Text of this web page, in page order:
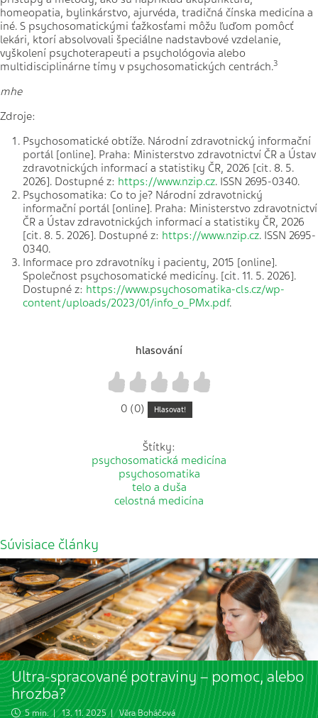
homeopatia, bylinkárstvo, ajurvéda, tradičná čínska medicína a
iné. S psychosomatickými ťažkosťami môžu ľuďom pomôcť
lekári, ktorí absolvovali špeciálne nadstavbové vzdelanie,
vyškolení psychoterapeuti a psychológovia alebo
multidisciplinárne tímy v psychosomatických centrách.3
mhe
Zdroje:
Psychosomatické obtíže. Národní zdravotnický informační
portál [online]. Praha: Ministerstvo zdravotnictví ČR a Ústav
zdravotnických informací a statistiky ČR, 2026 [cit. 8. 5.
2026]. Dostupné z: https://www.nzip.cz. ISSN 2695-0340.
Psychosomatika: Co to je? Národní zdravotnický
informační portál [online]. Praha: Ministerstvo zdravotnictví
ČR a Ústav zdravotnických informací a statistiky ČR, 2026
[cit. 8. 5. 2026]. Dostupné z: https://www.nzip.cz. ISSN 2695-
0340.
Informace pro zdravotníky i pacienty, 2015 [online].
Společnost psychosomatické medicíny. [cit. 11. 5. 2026].
Dostupné z: https://www.psychosomatika-cls.cz/wp-
content/uploads/2023/01/info_o_PMx.pdf.
hlasování
4
3
2
1
0 (0) Hlasovat!
Štítky:
psychosomatická medicína
psychosomatika
telo a duša
celostná medicína
Súvisiace články
Ultra-spracované potraviny – pomoc, alebo
hrozba?
5 min. | 13. 11. 2025 |Věra Boháčová